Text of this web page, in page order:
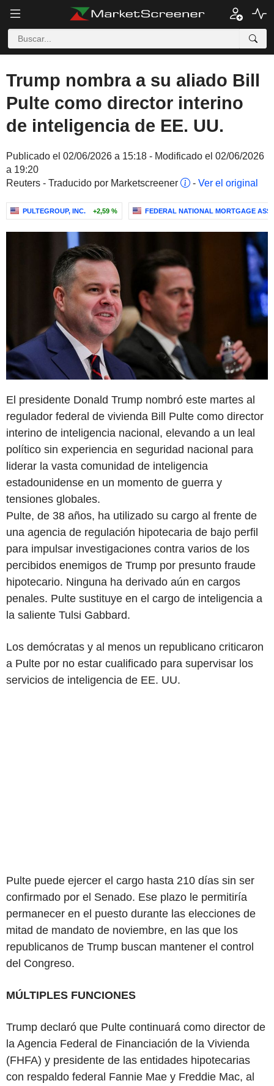
Trump nombra a su aliado Bill
Pulte como director interino
de inteligencia de EE. UU.
Publicado el 02/06/2026 a 15:18 - Modificado el 02/06/2026
a 19:20
Reuters - Traducido por Marketscreener
- Ver el original
PULTEGROUP, INC. +2,59 % FEDERAL NATIONAL MORTGAGE
El presidente Donald Trump nombró este martes al
regulador federal de vivienda Bill Pulte como director
interino de inteligencia nacional, elevando a un leal
político sin experiencia en seguridad nacional para
liderar la vasta comunidad de inteligencia
estadounidense en un momento de guerra y
tensiones globales.
Pulte, de 38 años, ha utilizado su cargo al frente de
una agencia de regulación hipotecaria de bajo perfil
para impulsar investigaciones contra varios de los
percibidos enemigos de Trump por presunto fraude
hipotecario. Ninguna ha derivado aún en cargos
penales. Pulte sustituye en el cargo de inteligencia a
la saliente Tulsi Gabbard.
Los demócratas y al menos un republicano criticaron
a Pulte por no estar cualificado para supervisar los
servicios de inteligencia de EE. UU.
Pulte puede ejercer el cargo hasta 210 días sin ser
confirmado por el Senado. Ese plazo le permitiría
permanecer en el puesto durante las elecciones de
mitad de mandato de noviembre, en las que los
republicanos de Trump buscan mantener el control
del Congreso.
MÚLTIPLES FUNCIONES
Trump declaró que Pulte continuará como director de
la Agencia Federal de Financiación de la Vivienda
(FHFA) y presidente de las entidades hipotecarias
con respaldo federal Fannie Mae y Freddie Mac, al